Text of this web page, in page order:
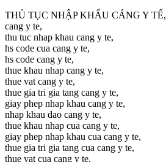
THỦ TỤC NHẬP KHẨU CÁNG Y TẾ,
cang y te,
thu tuc nhap khau cang y te,
hs code cua cang y te,
hs code cang y te,
thue khau nhap cang y te,
thue vat cang y te,
thue gia tri gia tang cang y te,
giay phep nhap khau cang y te,
nhap khau dao cang y te,
thue khau nhap cua cang y te,
giay phep nhap khau cua cang y te,
thue gia tri gia tang cua cang y te,
thue vat cua cang y te,